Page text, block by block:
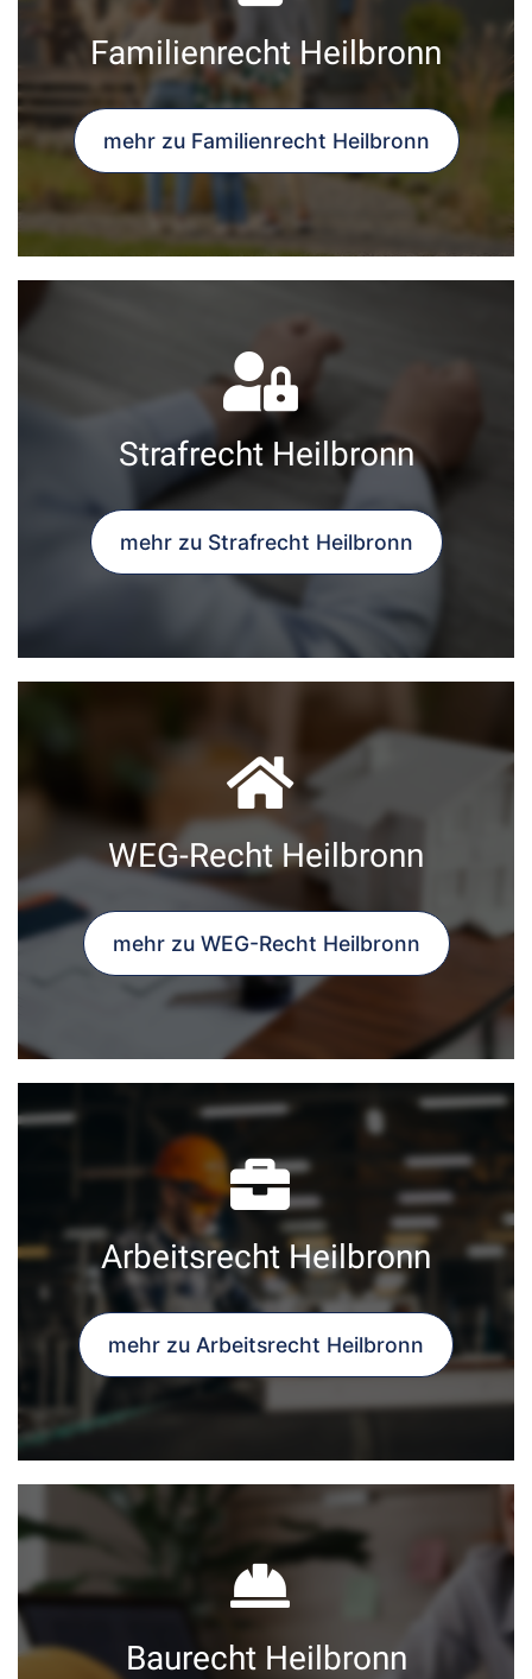
Familienrecht Heilbronn
mehr zu Familienrecht Heilbronn
Strafrecht Heilbronn
mehr zu Strafrecht Heilbronn
WEG-Recht Heilbronn
mehr zu WEG-Recht Heilbronn
Arbeitsrecht Heilbronn
mehr zu Arbeitsrecht Heilbronn
Baurecht Heilbronn